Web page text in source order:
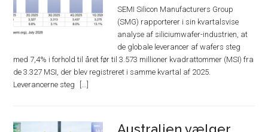
SEMI Silicon Manufacturers Group
(SMG) rapporterer i sin kvartalsvise
analyse af siliciumwafer-industrien, at
de globale leverancer af wafers steg
med 7,4% i forhold til året før til 3.573 millioner kvadrattommer (MSI) fra
de 3.327 MSI, der blev registreret i samme kvartal af 2025.
Leverancerne steg